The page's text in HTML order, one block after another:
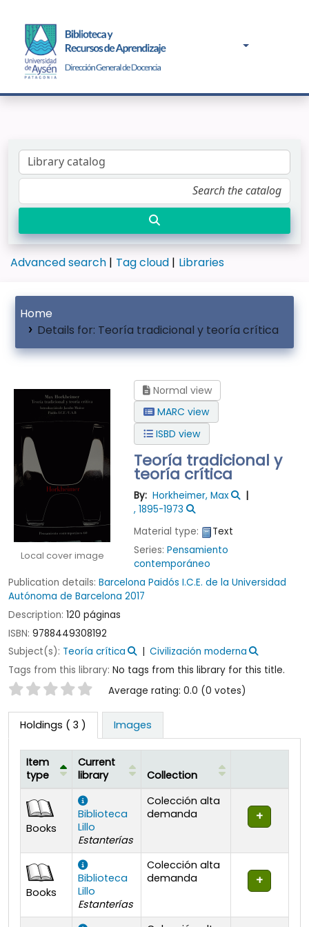
Advanced search Tag cloud Libraries
Home
Details for: Teoría tradicional y teoría crítica
Local cover image
Normal view
MARC view
ISBD view
Teoría tradicional y
teoría crítica
By: Horkheimer, Max
, 1895-1973
Material type:
Text
Series:Pensamiento
contemporáneo
Publication details: Barcelona Paidós I.C.E. de la Universidad
Autónoma de Barcelona 2017
Description: 120 páginas
ISBN: 9788449308192
Subject(s): Teoría crítica
Civilización moderna
Tags from this library: No tags from this library for this title.
Star ratings Average rating: 0.0 (0 votes)
Holdings ( 3 ) Images
Holdings
Item
type
Current
library
Collection
Books
Biblioteca
Lillo
Estanterías
Colección alta
demanda
Books
Biblioteca
Lillo
Estanterías
Colección alta
demanda